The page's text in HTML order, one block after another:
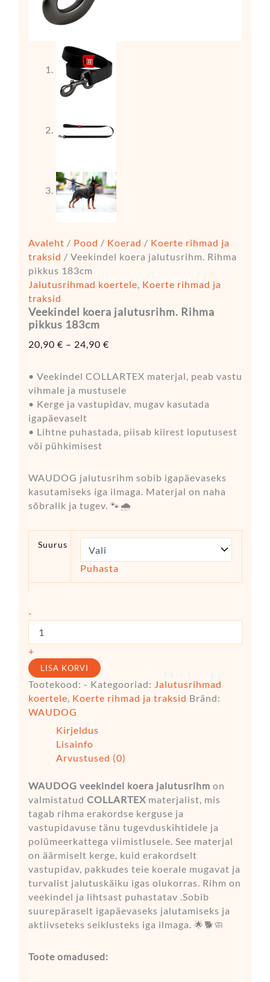
Avaleht / Pood / Koerad / Koerte rihmad ja
traksid / Veekindel koera jalutusrihm. Rihma
pikkus 183cm
Jalutusrihmad koertele, Koerte rihmad ja
traksid
Veekindel koera jalutusrihm. Rihma
pikkus 183cm
20,90 € – 24,90 €
• Veekindel COLLARTEX materjal, peab vastu
vihmale ja mustusele
• Kerge ja vastupidav, mugav kasutada
igapäevaselt
• Lihtne puhastada, piisab kiirest loputusest
või pühkimisest
WAUDOG jalutusrihm sobib igapäevaseks
kasutamiseks iga ilmaga. Materjal on naha
sõbralik ja tugev. 🐾🌧️
Suurus
Puhasta
-
+
LISA KORVI
Tootekood: - Kategooriad: Jalutusrihmad
koertele, Koerte rihmad ja traksid Bränd:
WAUDOG
Kirjeldus
Lisainfo
Arvustused (0)
WAUDOG veekindel koera jalutusrihm on
valmistatud COLLARTEXmaterjalist, mis
tagab rihma erakordse kerguse ja
vastupidavuse tänu tugevduskihtidele ja
polümeerkattega viimistlusele. See materjal
on äärmiselt kerge, kuid erakordselt
vastupidav, pakkudes teie koerale mugavat ja
turvalist jalutuskäiku igas olukorras. Rihm on
veekindel ja lihtsast puhastatav .Sobib
suurepäraselt igapäevaseks jalutamiseks ja
aktiivseteks seiklusteks iga ilmaga. 🌟🐕🧼
Toote omadused: